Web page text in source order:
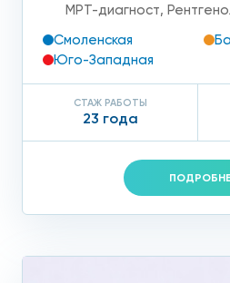
МРТ-диагност,
Смоленская
Юго-Западная
СТАЖ РАБОТЫ
23 года